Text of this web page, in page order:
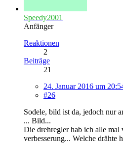
Speedy2001
Anfänger
Reaktionen
2
Beiträge
21
24. Januar 2016 um
#26
Sodele, bild ist da, jedoch nur
... Bild...
Die drehregler hab ich alle mal
verbesserung... Welche drähte